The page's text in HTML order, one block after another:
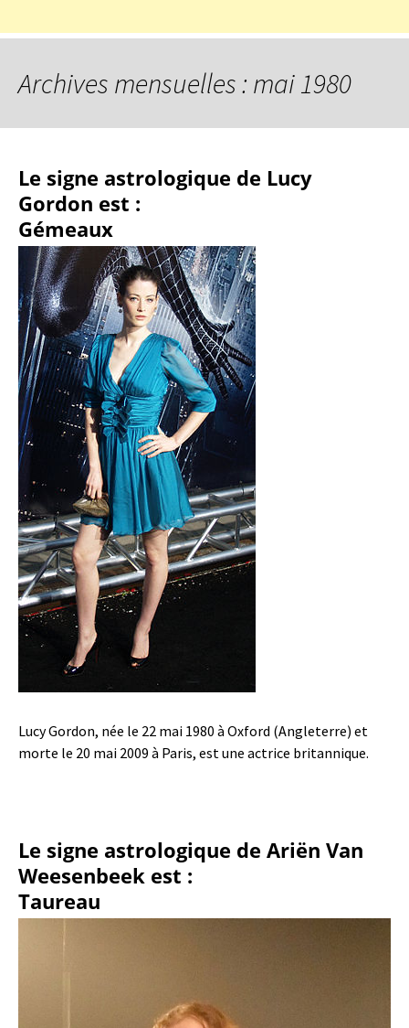
Archives mensuelles : mai 1980
Le signe astrologique de Lucy
Gordon est :
Gémeaux
Lucy Gordon, née le 22 mai 1980 à Oxford (Angleterre) et
morte le 20 mai 2009 à Paris, est une actrice britannique.
Le signe astrologique de Ariën Van
Weesenbeek est :
Taureau